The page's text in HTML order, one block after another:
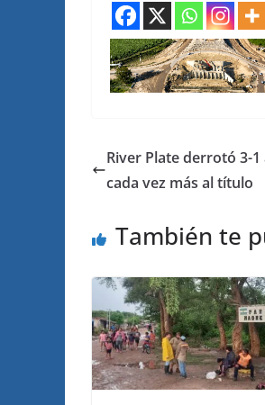
River Plate derrotó 3-
cada vez más al título
También te